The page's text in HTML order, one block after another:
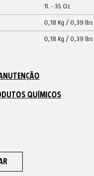
1l. - 35 Oz
0,18 Kg / 0,39 lbs
0,18 Kg / 0,39 lbs
QUÍMICOS